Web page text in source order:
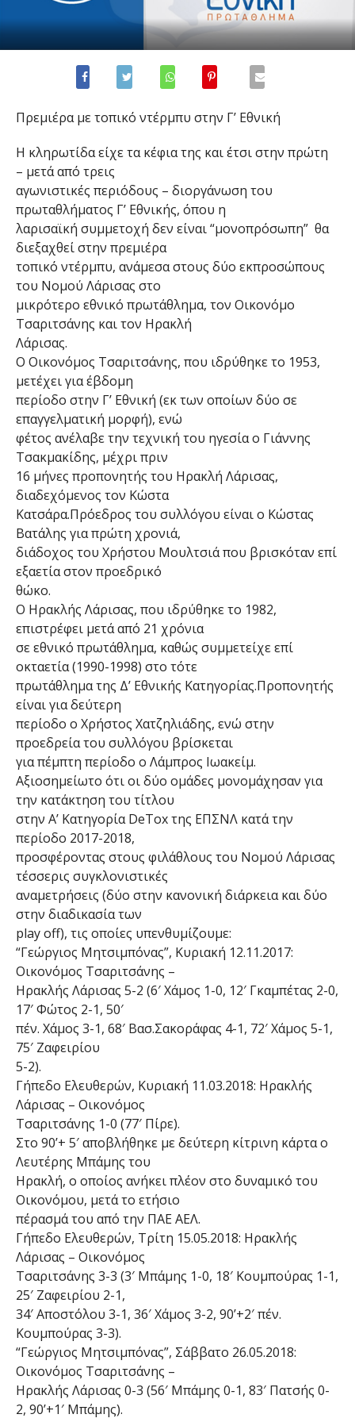
Πρεμιέρα με τοπικό ντέρμπυ στην Γ’ Εθνική
Η κληρωτίδα είχε τα κέφια της και έτσι στην πρώτη
– μετά από τρεις
αγωνιστικές περιόδους – διοργάνωση του
πρωταθλήματος Γ’ Εθνικής, όπου η
λαρισαϊκή συμμετοχή δεν είναι “μονοπρόσωπη” θα
διεξαχθεί στην πρεμιέρα
τοπικό ντέρμπυ, ανάμεσα στους δύο εκπροσώπους
του Νομού Λάρισας στο
μικρότερο εθνικό πρωτάθλημα, τον Οικονόμο
Τσαριτσάνης και τον Ηρακλή
Λάρισας.
Ο Οικονόμος Τσαριτσάνης, που ιδρύθηκε το 1953,
μετέχει για έβδομη
περίοδο στην Γ’ Εθνική (εκ των οποίων δύο σε
επαγγελματική μορφή), ενώ
φέτος ανέλαβε την τεχνική του ηγεσία ο Γιάννης
Τσακμακίδης, μέχρι πριν
16 μήνες προπονητής του Ηρακλή Λάρισας,
διαδεχόμενος τον Κώστα
Κατσάρα.Πρόεδρος του συλλόγου είναι ο Κώστας
Βατάλης για πρώτη χρονιά,
διάδοχος του Χρήστου Μουλτσιά που βρισκόταν επί
εξαετία στον προεδρικό
θώκο.
Ο Ηρακλής Λάρισας, που ιδρύθηκε το 1982,
επιστρέφει μετά από 21 χρόνια
σε εθνικό πρωτάθλημα, καθώς συμμετείχε επί
οκταετία (1990-1998) στο τότε
πρωτάθλημα της Δ’ Εθνικής Κατηγορίας.Προπονητής
είναι για δεύτερη
περίοδο ο Χρήστος Χατζηλιάδης, ενώ στην
προεδρεία του συλλόγου βρίσκεται
για πέμπτη περίοδο ο Λάμπρος Ιωακείμ.
Αξιοσημείωτο ότι οι δύο ομάδες μονομάχησαν για
την κατάκτηση του τίτλου
στην Α’ Κατηγορία DeTox της ΕΠΣΝΛ κατά την
περίοδο 2017-2018,
προσφέροντας στους φιλάθλους του Νομού Λάρισας
τέσσερις συγκλονιστικές
αναμετρήσεις (δύο στην κανονική διάρκεια και δύο
στην διαδικασία των
play off), τις οποίες υπενθυμίζουμε:
“Γεώργιος Μητσιμπόνας”, Κυριακή 12.11.2017:
Οικονόμος Τσαριτσάνης –
Ηρακλής Λάρισας 5-2 (6′ Χάμος 1-0, 12′ Γκαμπέτας 2-0,
17′ Φώτος 2-1, 50′
πέν. Χάμος 3-1, 68′ Βασ.Σακοράφας 4-1, 72′ Χάμος 5-1,
75′ Ζαφειρίου
5-2).
Γήπεδο Ελευθερών, Κυριακή 11.03.2018: Ηρακλής
Λάρισας – Οικονόμος
Τσαριτσάνης 1-0 (77′ Πίρε).
Στο 90’+ 5′ αποβλήθηκε με δεύτερη κίτρινη κάρτα ο
Λευτέρης Μπάμης του
Ηρακλή, ο οποίος ανήκει πλέον στο δυναμικό του
Οικονόμου, μετά το ετήσιο
πέρασμά του από την ΠΑΕ ΑΕΛ.
Γήπεδο Ελευθερών, Τρίτη 15.05.2018: Hρακλής
Λάρισας – Οικονόμος
Τσαριτσάνης 3-3 (3′ Μπάμης 1-0, 18′ Κουμπούρας 1-1,
25′ Ζαφειρίου 2-1,
34′ Αποστόλου 3-1, 36′ Χάμος 3-2, 90’+2′ πέν.
Κουμπούρας 3-3).
“Γεώργιος Μητσιμπόνας”, Σάββατο 26.05.2018:
Οικονόμος Τσαριτσάνης –
Ηρακλής Λάρισας 0-3 (56′ Μπάμης 0-1, 83′ Πατσής 0-
2, 90’+1′ Μπάμης).